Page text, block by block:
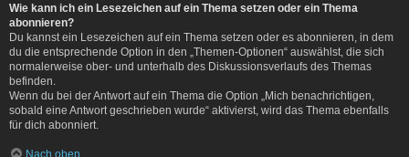
Wie kann ich ein Lesezeichen auf ein Thema setzen oder ein Thema
abonnieren?
Du kannst ein Lesezeichen auf ein Thema setzen oder es abonnieren, in dem
du die entsprechende Option in den „Themen-Optionen“ auswählst, die sich
normalerweise ober- und unterhalb des Diskussionsverlaufs des Themas
befinden.
Wenn du bei der Antwort auf ein Thema die Option „Mich benachrichtigen,
sobald eine Antwort geschrieben wurde“ aktivierst, wird das Thema ebenfalls
für dich abonniert.
Nach oben